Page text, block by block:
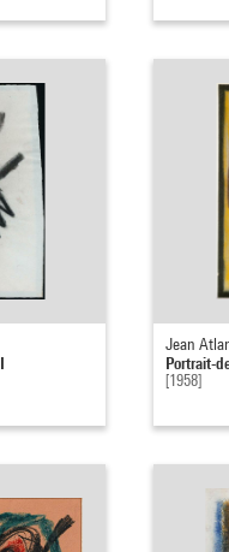
Jean
Portrait-
[1958]